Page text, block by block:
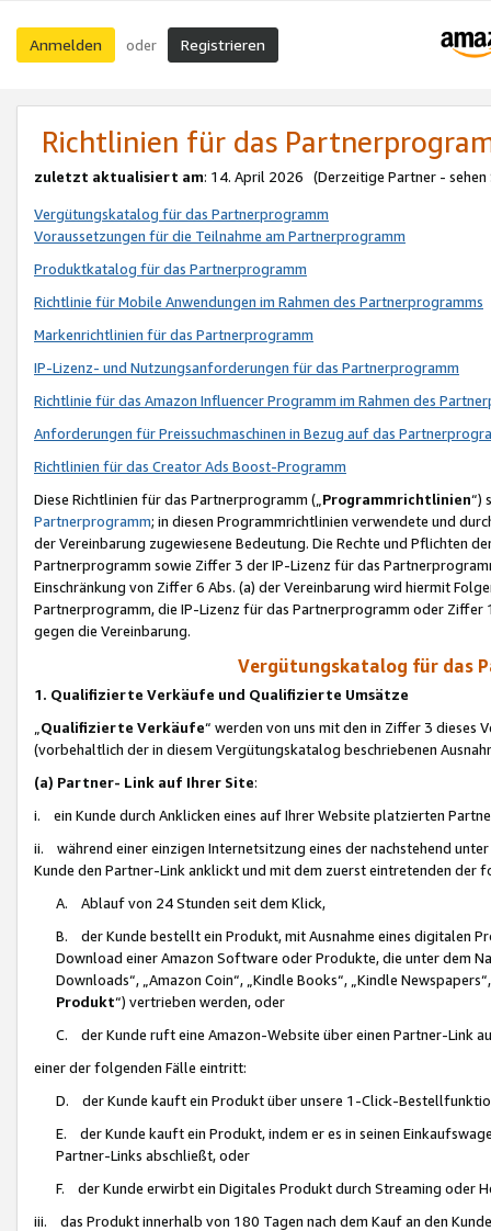
Anmelden oder Registrieren
Richtlinien für das
zuletzt aktualisiert am: 14. April 2026 (Derzeitige Partner - sehen
Vergütungskatalog für das Partnerprogramm
Voraussetzungen für die Teilnahme am Partnerprogramm
Produktkatalog für das Partnerprogramm
Richtlinie für Mobile Anwendungen im Rahmen des Partnerprogramms
Markenrichtlinien für das Partnerprogramm
IP-Lizenz- und Nutzungsanforderungen für das Partnerprogramm
Richtlinie für das Amazon Influencer Programm im Rahmen des
Anforderungen für Preissuchmaschinen in Bezug auf das
Richtlinien für das Creator Ads Boost-Programm
Diese Richtlinien für das Partnerprogramm („Programmrichtlinien“)
Partnerprogramm; in diesen Programmrichtlinien verwendete und
der Vereinbarung zugewiesene Bedeutung. Die Rechte und Pflichten
Partnerprogramm sowie Ziffer 3 der IP-Lizenz für das
Einschränkung von Ziffer 6 Abs. (a) der Vereinbarung wird hiermit
Partnerprogramm, die IP-Lizenz für das Partnerprogramm oder
gegen die Vereinbarung.
Vergütungskatalog für das
1. Qualifizierte Verkäufe und Qualifizierte Umsätze
Qualifizierte Verkäufe“ werden von uns mit den in Ziffer 3
(vorbehaltlich der in diesem Vergütungskatalog beschriebenen
(a) Partner- Link auf Ihrer Site:
i. ein Kunde durch Anklicken eines auf Ihrer Website platzierten
ii. während einer einzigen Internetsitzung eines der nachstehend
Kunde den Partner-Link anklickt und mit dem zuerst eintretenden der
A. Ablauf von 24 Stunden seit dem Klick,
B. der Kunde bestellt ein Produkt, mit Ausnahme eines digitalen
Download einer Amazon Software oder Produkte, die unter dem
Downloads“, „Amazon Coin“, „Kindle Books“, „Kindle
Produkt“) vertrieben werden, oder
C. der Kunde ruft eine Amazon-Website über einen Partner-Link
einer der folgenden Fälle eintritt:
D. der Kunde kauft ein Produkt über unsere 1-Click-
E. der Kunde kauft ein Produkt, indem er es in seinen
Partner-Links abschließt, oder
F. der Kunde erwirbt ein Digitales Produkt durch Streaming oder
iii. das Produkt innerhalb von 180 Tagen nach dem Kauf an den